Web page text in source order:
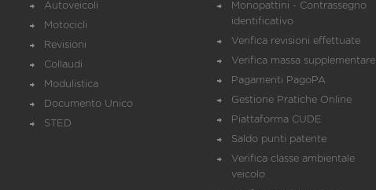
Autoveicoli
Motocicli
Revisioni
Collaudi
Modulistica
Documento Unico
STED
Monopattini - Contrassegno
identificativo
Verifica revisioni effettuate
Verifica massa supplementare
Pagamenti PagoPA
Gestione Pratiche Online
Piattaforma CUDE
Saldo punti patente
Verifica classe ambientale
veicolo